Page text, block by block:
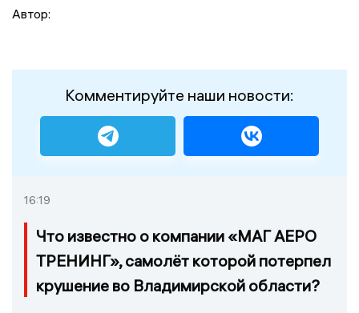
Автор:
Комментируйте наши новости:
16:19
Что известно о компании «МАГ АЕРО
ТРЕНИНГ», самолёт которой потерпел
крушение во Владимирской области?